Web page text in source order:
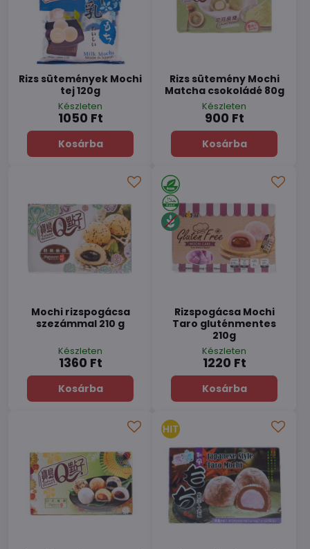
Rizs sütemények Mochi
tej 120g
Készleten
1050 Ft
Kosárba
Rizs sütemény Mochi
Matcha csokoládé 80g
Készleten
900 Ft
Kosárba
Mochi rizspogácsa
szezámmal 210 g
Készleten
1360 Ft
Kosárba
Rizspogácsa Mochi
Taro gluténmentes
210g
Készleten
1220 Ft
Kosárba